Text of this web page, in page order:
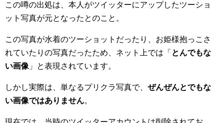
この噂の出処は、本人がツイッターにアップしたツーショ
ット写真が元となったとのこと。
この写真が水着のツーショットだったり、お姫様抱っこさ
れていたりの写真だったため、ネット上では「 とんでもな
い画像 」と表現されています。
しかし実際は、単なるプリクラ写真で、 ぜんぜんとでもな
い画像ではありません。